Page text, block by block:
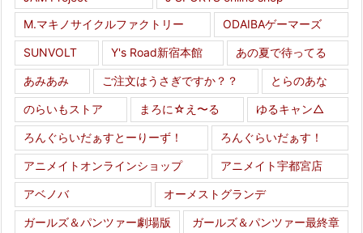
M.マキノサイクルファクトリー
ODAIBAゲーマーズ
SUNVOLT Y's Road新宿本館 あの夏で待ってる
あみあみ ご注文はうさぎですか？？ とらのあな
のらいもストア まろに☆え〜る ゆるキャン△
ろんぐらいだぁすとーりーず！ ろんぐらいだぁす！
アニメイトオンラインショップ アニメイト宇都宮店
アベノバ オーメストグランデ
ガールズ＆パンツァー劇場版 ガールズ＆パンツァー最終章